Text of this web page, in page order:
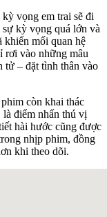
vọng em trai sẽ đi
kỳ vọng quá lớn và
khiến mối quan hệ
rơi vào những mâu
tử – đặt tình thân vào
còn khai thác
điểm nhấn thú vị
hài hước cũng được
nhịp phim, đồng
khi theo dõi.